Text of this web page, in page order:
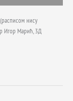
нису
Игор Марић, 3Д